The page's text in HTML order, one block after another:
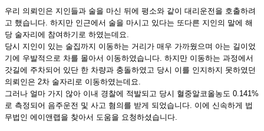
우리 의뢰인은 지인들과 술을 마신 뒤에 평소와 같이 대리운전을 호출하려
고 했습니다. 하지만 인근에서 술을 마시고 있다는 또다른 지인의 말에 해
당 술자리에 참여하기로 하였는데요.
당시 지인이 있는 술집까지 이동하는 거리가 매우 가까웠으며 아는 길이었
기에 우발적으로 차를 몰아서 이동하였습니다. 하지만 이동하는 과정에서
갓길에 주차되어 있단 한 차량과 충돌하였고 당시 이를 인지하지 못하였던
의뢰인은 2차 술자리로 이동하였는데요.
그러나 얼마 가지 않아 이내 경찰에 적발되고 당시 혈중알코올농도 0.141%
로 측정되어 음주운전 및 사고 혐의를 받게 되었습니다. 이에 신속하게 법
무법인 에이앤랩을 찾아서 도움을 요청하셨습니다.